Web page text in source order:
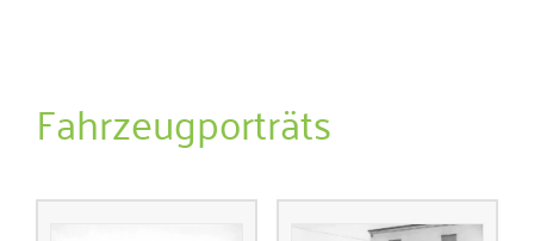
Fahrzeugporträts